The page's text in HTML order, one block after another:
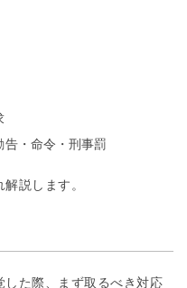
・命令・刑事罰
説します。
た際、まず取るべき対応